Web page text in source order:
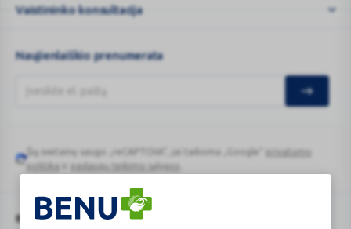
Vaistininko konsultacija
Naujienlaiškio prenumerata
Google
Šią svetainę saugo „reCAPTCHA“, jai taikoma „Google“
privatumo
politika
paslaugų teikimo sąlygos
BENU Vaistinė Lietuva, UAB